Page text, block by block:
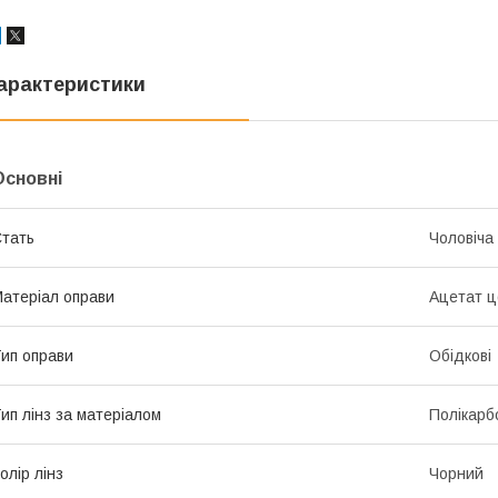
Чоловіча
оправи Ацетат
оправи Обідкові
лінз за матеріалом
лінз Чорний